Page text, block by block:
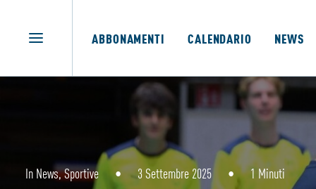
ABBONAMENTI CALENDARIO NEWS
InNews,Sportive • 3 Settembre 2025 • 1 Minuti